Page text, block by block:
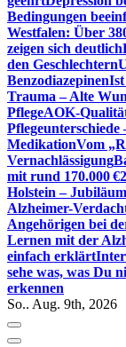
Bedingungen
Westfalen: Über
zeigen sich deutlich
den Geschlechtern
BenzodiazepinenIst
Trauma – Alte
PflegeAOK-
MedikationVom
Vernachlässigung
mit rund 170.000 €
Holstein –
Alzheimer-
Angehörigen bei
Lernen mit der
einfach erklärt
sehe was, was Du
erkennen
So.. Aug. 9th, 2026